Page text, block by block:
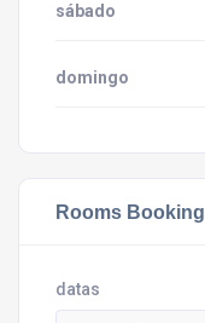
sábado
domingo
Rooms Booking
datas